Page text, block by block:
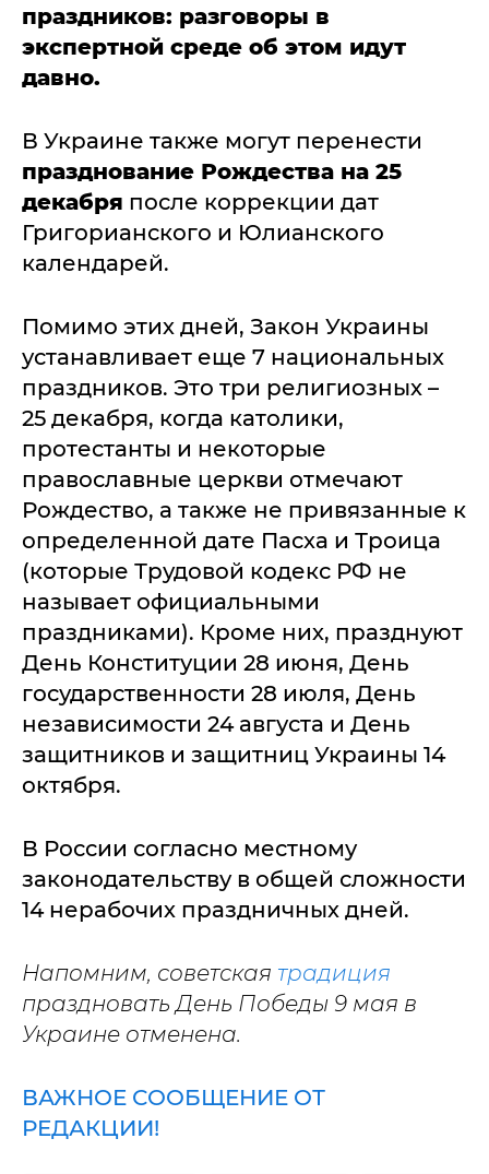
праздников: разговоры в
экспертной среде об этом идут
давно.
В Украине также могут перенести
празднование Рождества на 25
декабря после коррекции дат
Григорианского и Юлианского
календарей.
Помимо этих дней, Закон Украины
устанавливает еще 7 национальных
праздников. Это три религиозных –
25 декабря, когда католики,
протестанты и некоторые
православные церкви отмечают
Рождество, а также не привязанные к
определенной дате Пасха и Троица
(которые Трудовой кодекс РФ не
называет официальными
праздниками). Кроме них, празднуют
День Конституции 28 июня, День
государственности 28 июля, День
независимости 24 августа и День
защитников и защитниц Украины 14
октября.
В России согласно местному
законодательству в общей сложности
14 нерабочих праздничных дней.
Напомним, советская традиция
праздновать День Победы 9 мая в
Украине отменена.
ВАЖНОЕ СООБЩЕНИЕ ОТ
РЕДАКЦИИ!